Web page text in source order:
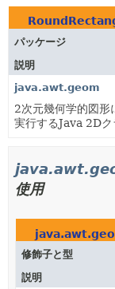
ツリー
新規
非推奨
索引
パッケージ
説明
java.awt.geom
2次元幾何学的図形
実行するJava 2Dク
使用
修飾子と型
説明